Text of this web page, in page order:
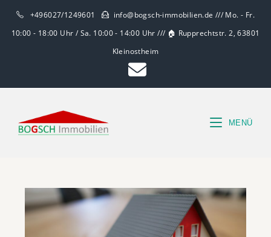
+496027/1249601
info@bogsch-immobilien.de /// Mo. - Fr.
10:00 - 18:00 Uhr / Sa. 10:00 - 14:00 Uhr /// 🏠 Rupprechtstr. 2, 63801
Kleinostheim
MENÜ